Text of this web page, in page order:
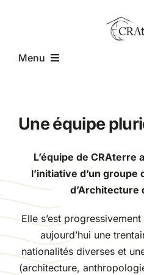
Menu
Expertise
Projets
Ressources
Une équipe
L’équipe de CRAterre
l’initiative d’un groupe
d’Architecture
Elle s’est
aujourd’hui une
nationalités diverses et
(architecture,